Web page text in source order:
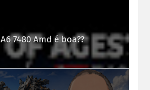
7480 Amd é boa??